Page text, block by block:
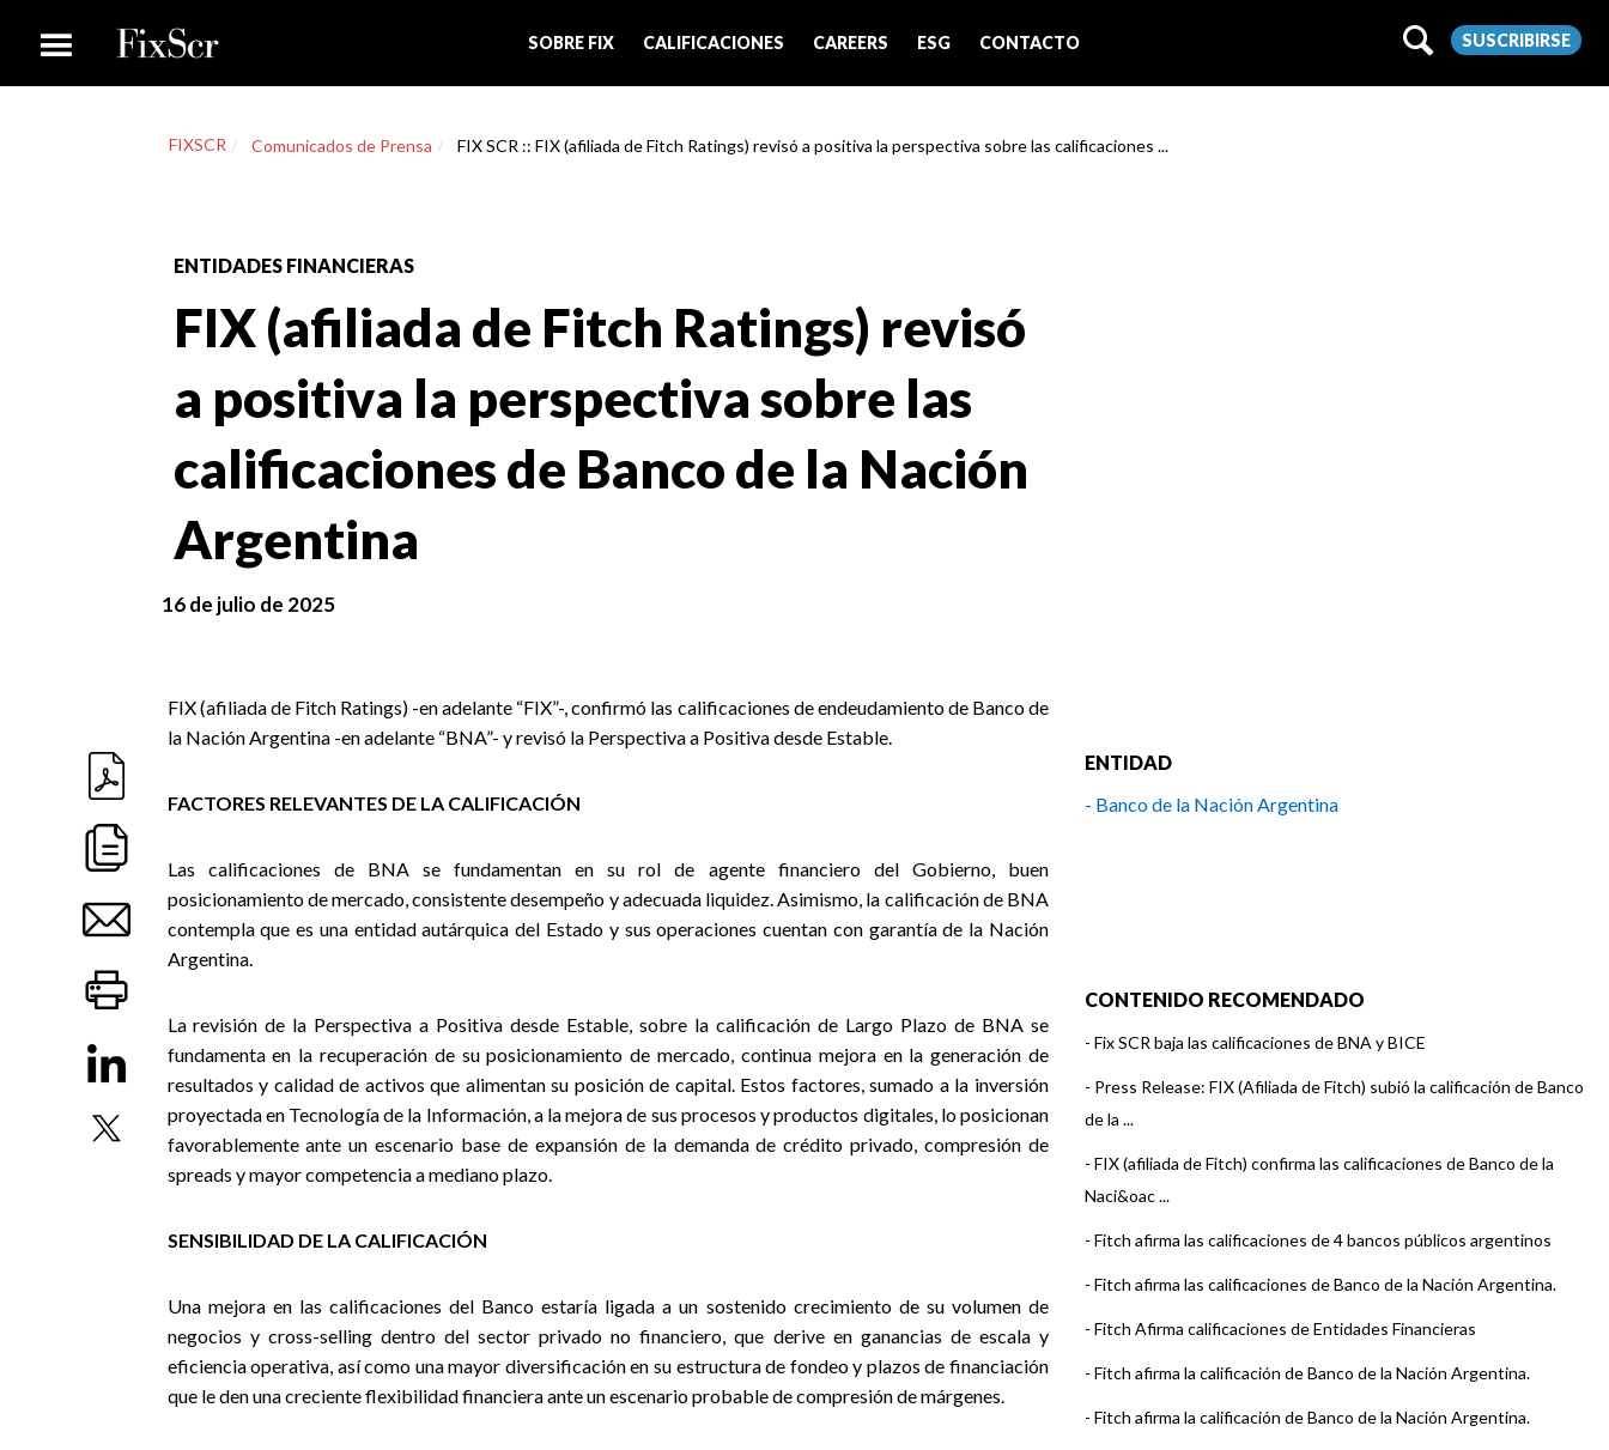
SOBRE FIX CALIFICACIONES CAREERS ESG CONTACTO SUSCRIBIRSE
FIXSCR Comunicados de Prensa FIX SCR :: FIX (afiliada de Fitch Ratings) revisó a positiva la perspectiva sobre las calificaciones ...
ENTIDADES FINANCIERAS
FIX (afiliada de Fitch Ratings) revisó
a positiva la perspectiva sobre las
calificaciones de Banco de la Nación
Argentina
16 de julio de 2025
FIX (afiliada de Fitch Ratings) -en adelante “FIX”-, confirmó las calificaciones de endeudamiento de Banco de
la Nación Argentina -en adelante “BNA”- y revisó la Perspectiva a Positiva desde Estable.
FACTORES RELEVANTES DE LA CALIFICACIÓN
Las calificaciones de BNA se fundamentan en su rol de agente financiero del Gobierno, buen
posicionamiento de mercado, consistente desempeño y adecuada liquidez. Asimismo, la calificación de BNA
contempla que es una entidad autárquica del Estado y sus operaciones cuentan con garantía de la Nación
Argentina.
La revisión de la Perspectiva a Positiva desde Estable, sobre la calificación de Largo Plazo de BNA se
fundamenta en la recuperación de su posicionamiento de mercado, continua mejora en la generación de
resultados y calidad de activos que alimentan su posición de capital. Estos factores, sumado a la inversión
proyectada en Tecnología de la Información, a la mejora de sus procesos y productos digitales, lo posicionan
favorablemente ante un escenario base de expansión de la demanda de crédito privado, compresión de
spreads y mayor competencia a mediano plazo.
SENSIBILIDAD DE LA CALIFICACIÓN
Una mejora en las calificaciones del Banco estaría ligada a un sostenido crecimiento de su volumen de
negocios y cross-selling dentro del sector privado no financiero, que derive en ganancias de escala y
eficiencia operativa, así como una mayor diversificación en su estructura de fondeo y plazos de financiación
que le den una creciente flexibilidad financiera ante un escenario probable de compresión de márgenes.
ENTIDAD
- Banco de la Nación Argentina
CONTENIDO RECOMENDADO
- Fix SCR baja las calificaciones de BNA y BICE
- Press Release: FIX (Afiliada de Fitch) subió la calificación de Banco
de la ...
- FIX (afiliada de Fitch) confirma las calificaciones de Banco de la
Naci&oac ...
- Fitch afirma las calificaciones de 4 bancos públicos argentinos
- Fitch afirma las calificaciones de Banco de la Nación Argentina.
- Fitch Afirma calificaciones de Entidades Financieras
- Fitch afirma la calificación de Banco de la Nación Argentina.
- Fitch afirma la calificación de Banco de la Nación Argentina.